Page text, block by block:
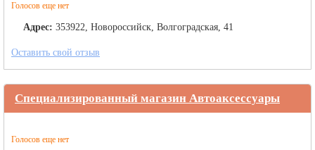
Голосов еще нет
Адрес: 353922, Новороссийск, Волгоградская, 41
Оставить свой отзыв
Специализированный магазин Автоаксессуары
Голосов еще нет